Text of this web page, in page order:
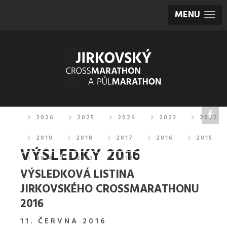
MENU
2026 2025 2024 2023 2022
2019 2018 2017 2016 2015
2014 2013 2012
VÝSLEDKY 2016
VÝSLEDKOVÁ LISTINA
JIRKOVSKÉHO CROSSMARATHONU
2016
11. ČERVNA 2016